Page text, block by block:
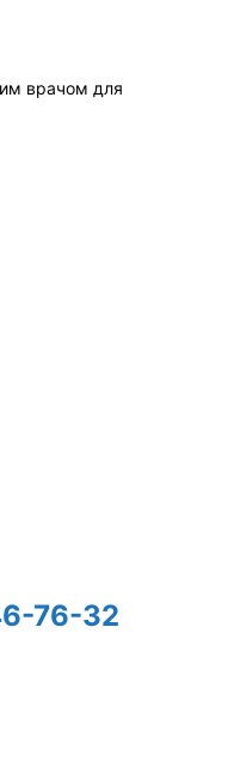
врачом для
76-32